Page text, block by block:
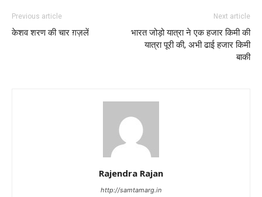
Previous article
केशव शरण की चार ग़ज़लें
Next article
भारत जोड़ो यात्रा ने एक हजार किमी की
यात्रा पूरी की, अभी ढाई हजार किमी
बाकी
Rajendra Rajan
http://samtamarg.in